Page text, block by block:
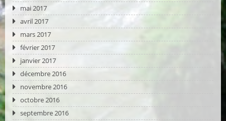
mai 2017
avril 2017
mars 2017
février 2017
janvier 2017
décembre 2016
novembre 2016
octobre 2016
septembre 2016